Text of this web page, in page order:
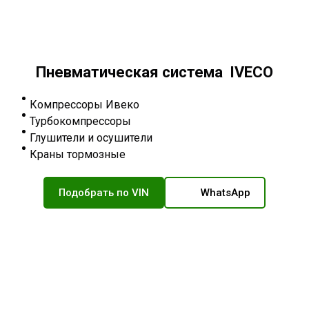
Пневматическая система IVECO
Компрессоры Ивеко
Турбокомпрессоры
Глушители и осушители
Краны тормозные
Подобрать по VIN WhatsApp